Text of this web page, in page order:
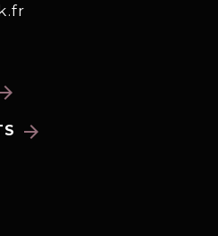
arrow_forward